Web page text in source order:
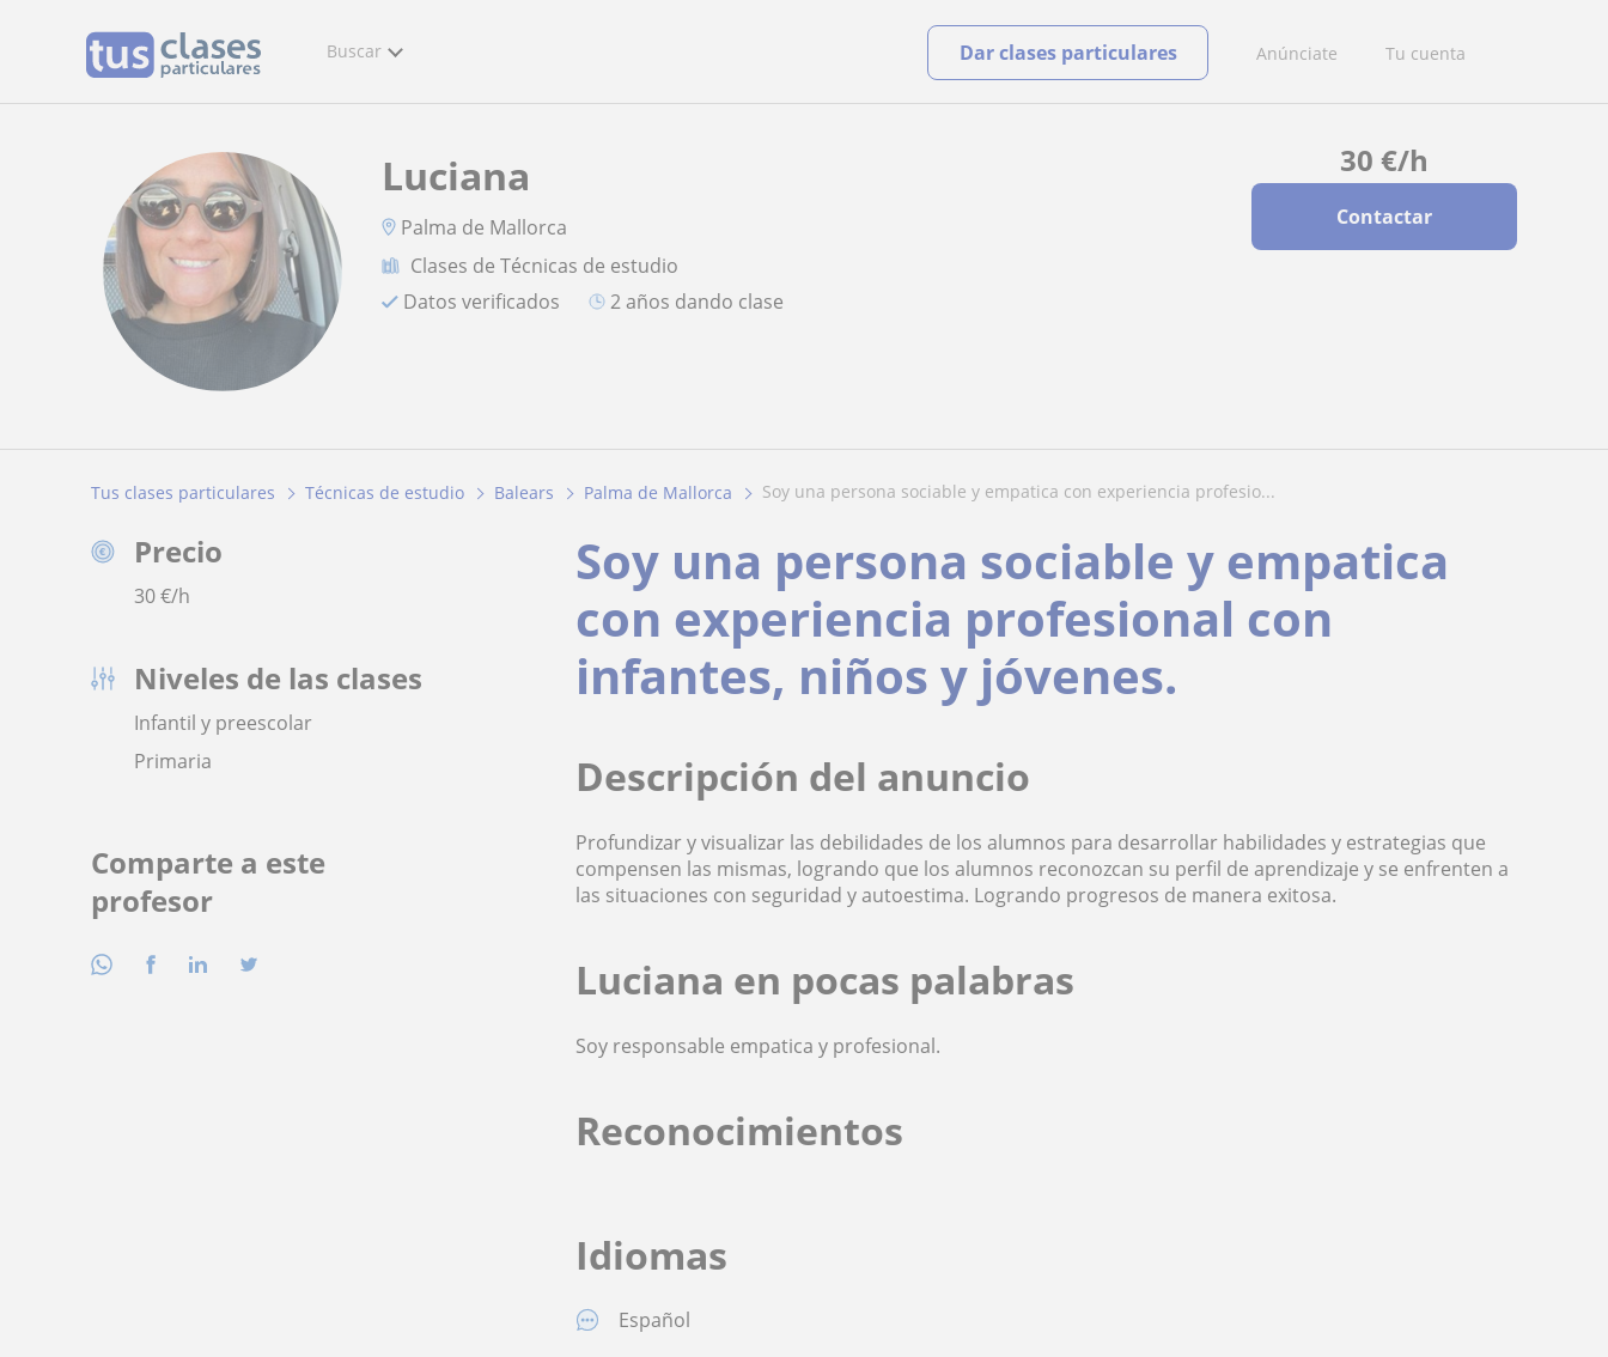
Buscar Anúnciate Tu cuenta
Dar clases particulares
30 €/h
Contactar
Luciana
Palma de Mallorca
Clases de Técnicas de estudio
Datos verificados
2 años dando clase
Tus clases particulares Técnicas de estudio Balears Palma de Mallorca soy una persona sociable y empatica con experiencia profesio...
Precio
30€/h
Niveles de las clases
Infantil y preescolar
Primaria
Comparte a este
profesor
Soy una persona sociable y empatica
con experiencia profesional con
infantes, niños y jóvenes.
Descripción del anuncio
Profundizar y visualizar las debilidades de los alumnos para desarrollar habilidades y estrategias que
compensen las mismas, logrando que los alumnos reconozcan su perfil de aprendizaje y se enfrenten a
las situaciones con seguridad y autoestima. Logrando progresos de manera exitosa.
Luciana en pocas palabras
Soy responsable empatica y profesional.
Reconocimientos
Idiomas
Español